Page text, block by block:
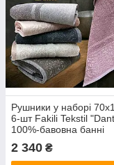
Рушники у наборі
6-шт Fakili Tekstil
100%-бавовна банні
махрові м'які
2 340 ₴